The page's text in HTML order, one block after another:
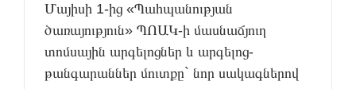
Մայիսի 1-ից ️«Պահպանության
ծառայություն» ՊՈԱԿ-ի մասնաճյուղ
տոմսային արգելոցներ և արգելոց-
թանգարաններ մուտքը` նոր սակագներով